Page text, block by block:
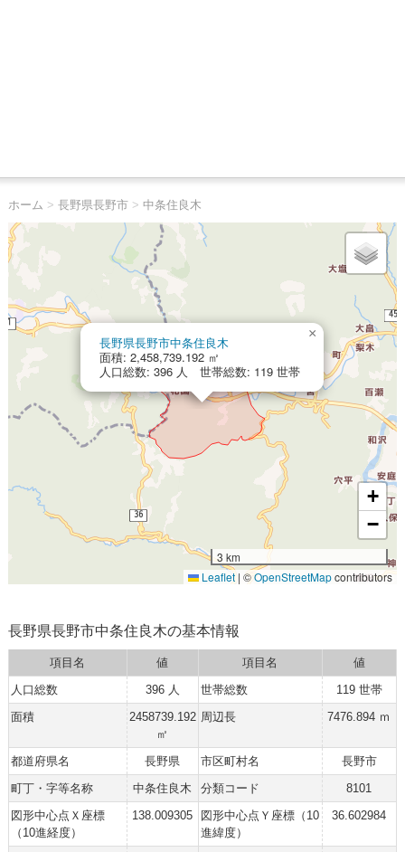
ホーム > 長野県長野市> 中条住良木
長野県長野市中条住良木
面積: 2,458,739.192 ㎡
人口総数: 396 人 世帯総数: 119 世帯
×
+
−
3 km
Leaflet | ©OpenStreetMapcontributors
長野県長野市中条住良木の基本情報
項目名 値 項目名
値
人口総数
396 人 世帯総数
119 世帯
面積
2458739.192
㎡
周辺長 7476.894 ｍ
都道府県名 長野県 市区町村名
長野市
町丁・字等名称
中条住良木 分類コード
8101
図形中心点Ｘ座標
（10進経度）
138.009305
図形中心点Ｙ座標（10
進緯度）
36.602984